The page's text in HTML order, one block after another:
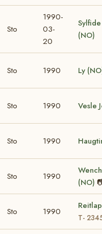
Sto
1990-
03-
20
(NO)
Sto 1990 Ly
Sto 1990 Vesle
Sto 1990
Sto 1990
(NO)
Sto 1990
T-